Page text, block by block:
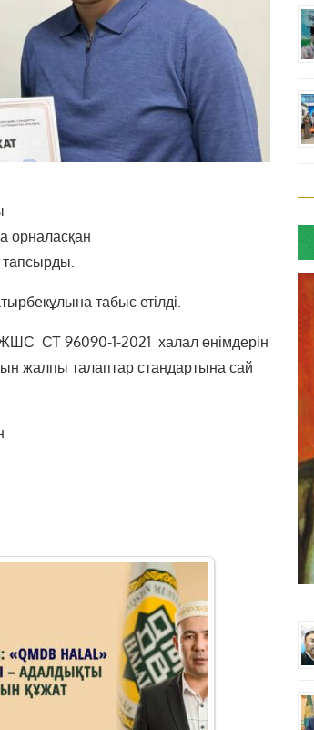
орналасқан
тапсырды.
табыс етілді.
ЖШС СТ 96090-1-2021 халал өнімдерін
жалпы талаптар стандартына сай